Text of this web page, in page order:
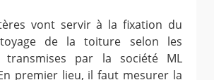
vont servir à la fixation du
de la toiture selon les
transmises par la société ML
premier lieu, il faut mesurer la